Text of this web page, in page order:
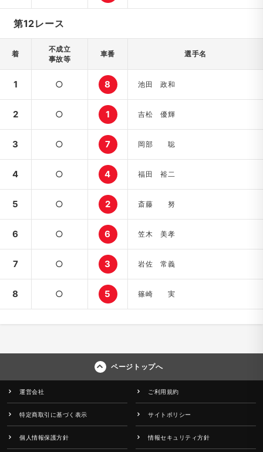
第12レース
着
不成立
事故等
車番 選手名
1 ○ 8 池田 政和
2 ○ 1 吉松 優輝
3 ○ 7 岡部 聡
4 ○ 4 福田 裕二
5 ○ 2 斎藤 努
6 ○ 6 笠木 美孝
7 ○ 3 岩佐 常義
8 ○ 5 篠崎 実
ページトップへ
運営会社 ご利用規約
特定商取引に基づく表示 サイトポリシー
個人情報保護方針 情報セキュリティ方針